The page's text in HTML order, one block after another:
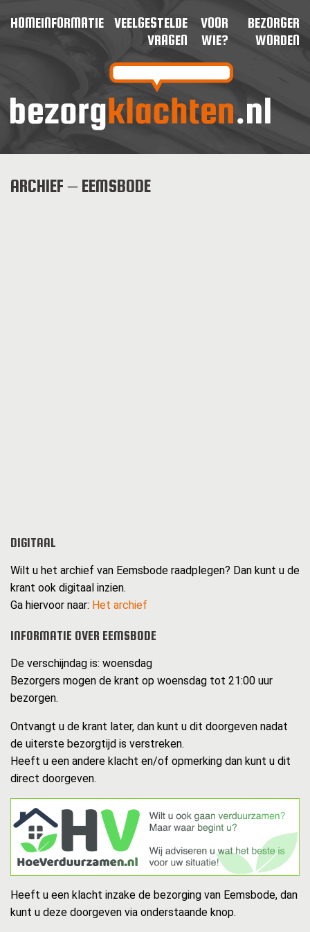
HOMEINFORMATIE
VEELGESTELDE
VRAGEN
VOOR
WIE?
BEZORGER
WORDEN
ARCHIEF – EEMSBODE
DIGITAAL
Wilt u het archief van Eemsbode raadplegen? Dan kunt u de
krant ook digitaal inzien.
Ga hiervoor naar: Het archief
INFORMATIE OVER EEMSBODE
De verschijndag is: woensdag
Bezorgers mogen de krant op woensdag tot 21:00 uur
bezorgen.
Ontvangt u de krant later, dan kunt u dit doorgeven nadat
de uiterste bezorgtijd is verstreken.
Heeft u een andere klacht en/of opmerking dan kunt u dit
direct doorgeven.
Heeft u een klacht inzake de bezorging van Eemsbode, dan
kunt u deze doorgeven via onderstaande knop.